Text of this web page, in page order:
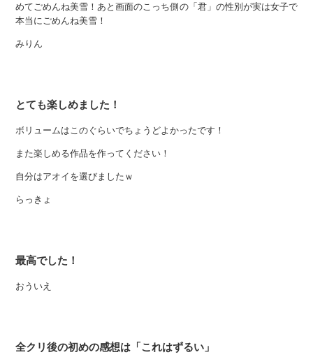
めてごめんね美雪！あと画面のこっち側の「君」の性別が実は女子で
本当にごめんね美雪！
みりん
とても楽しめました！
ボリュームはこのぐらいでちょうどよかったです！
また楽しめる作品を作ってください！
自分はアオイを選びましたｗ
らっきょ
最高でした！
おういえ
全クリ後の初めの感想は「これはずるい」